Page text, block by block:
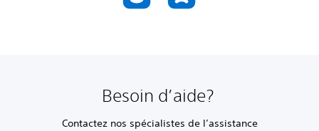
Besoin d’aide?
Contactez nos spécialistes de l’assistance